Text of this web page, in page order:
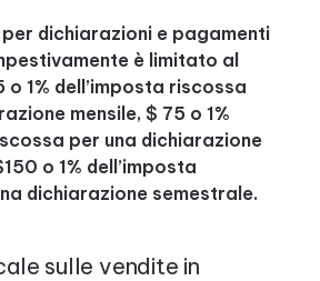
dichiarazioni e pagamenti
è limitato al
1% dell’imposta riscossa
mensile, $ 75 o 1%
per una dichiarazione
o 1% dell’imposta
dichiarazione semestrale.
sulle vendite in